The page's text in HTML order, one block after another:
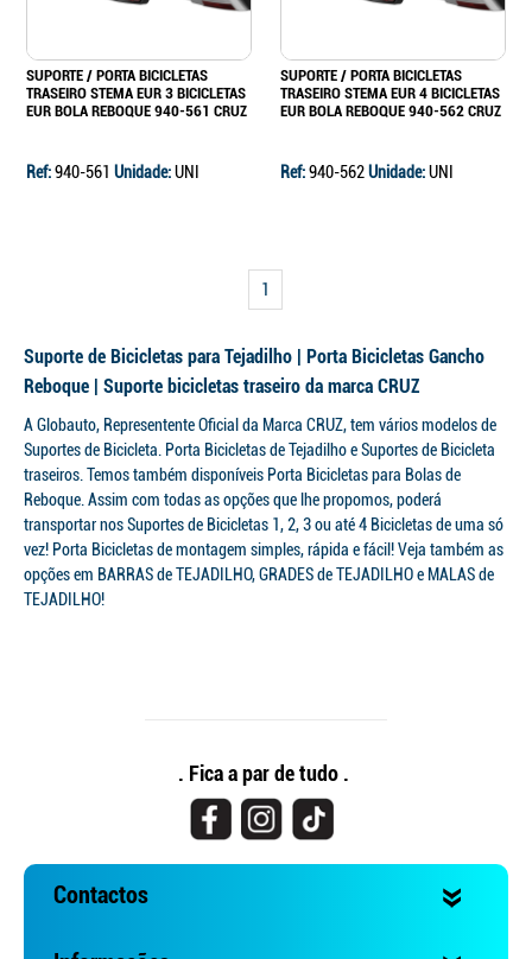
SUPORTE / PORTA BICICLETAS
TRASEIRO STEMA EUR 3 BICICLETAS
EUR BOLA REBOQUE 940-561 CRUZ
Ref:940-561 Unidade:UNI
SUPORTE / PORTA BICICLETAS
TRASEIRO STEMA EUR 4 BICICLETAS
EUR BOLA REBOQUE 940-562 CRUZ
Ref:940-562Unidade:UNI
1
Suporte de Bicicletas para Tejadilho | Porta Bicicletas Gancho
Reboque | Suporte bicicletas traseiro da marca CRUZ
A Globauto, Representente Oficial da Marca CRUZ, tem vários modelos de
Suportes de Bicicleta. Porta Bicicletas de Tejadilho e Suportes de Bicicleta
traseiros. Temos também disponíveis Porta Bicicletas para Bolas de
Reboque. Assim com todas as opções que lhe propomos, poderá
transportar nos Suportes de Bicicletas 1, 2, 3 ou até 4 Bicicletas de uma só
vez! Porta Bicicletas de montagem simples, rápida e fácil! Veja também as
opções em BARRAS de TEJADILHO, GRADES de TEJADILHO e MALAS de
TEJADILHO!
. Fica a par de tudo .
Contactos